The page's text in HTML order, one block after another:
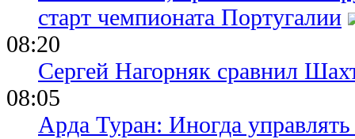
старт чемпионата Португалии
08:20
Сергей Нагорняк сравнил
08:05
Арда Туран: Иногда